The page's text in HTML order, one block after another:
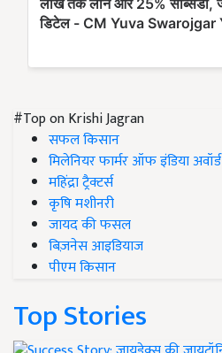
#Top on Krishi Jagran
सफल किसान
मिलेनियर फार्मर ऑफ इंडिया अवॉर्ड
महिंद्रा ट्रैक्टर्स
कृषि मशीनरी
जायद की फसल
बिज़नेस आइडियाज
पीएम किसान
Top Stories